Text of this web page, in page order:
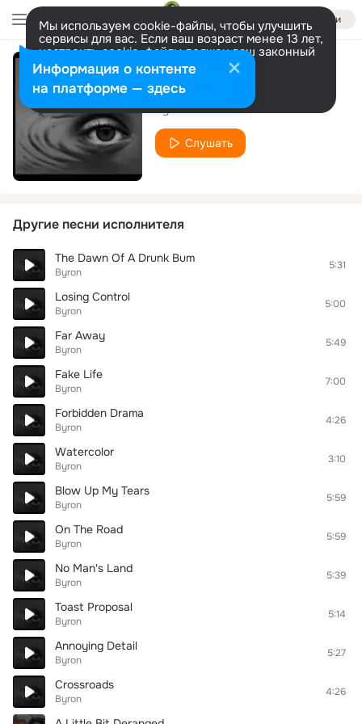
Войти
Мы используем cookie-файлы, чтобы улучшить
сервисы для вас. Если ваш возраст менее 13 лет,
настроить cookie-файлы должен ваш законный
представитель. Больше информации
Разрешить все Настроить
Essential Piece
Byron
Слушать
Другие песни исполнителя
The Dawn Of A Drunk Bum
Byron
5:31
Losing Control
Byron
5:00
Far Away
Byron
5:49
Fake Life
Byron
7:00
Forbidden Drama
Byron
4:26
Watercolor
Byron
3:10
Blow Up My Tears
Byron
5:59
On The Road
Byron
5:59
No Man's Land
Byron
5:39
Toast Proposal
Byron
5:14
Annoying Detail
Byron
5:27
Crossroads
Byron
4:26
Информация о контенте
на платформе — здесь